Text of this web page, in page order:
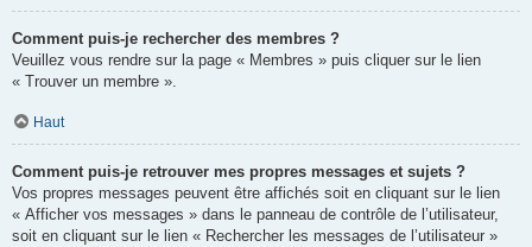
Comment puis-je rechercher des membres ?
Veuillez vous rendre sur la page « Membres » puis cliquer sur le lien
« Trouver un membre ».
Haut
Comment puis-je retrouver mes propres messages et sujets ?
Vos propres messages peuvent être affichés soit en cliquant sur le lien
« Afficher vos messages » dans le panneau de contrôle de l’utilisateur,
soit en cliquant sur le lien « Rechercher les messages de l’utilisateur »